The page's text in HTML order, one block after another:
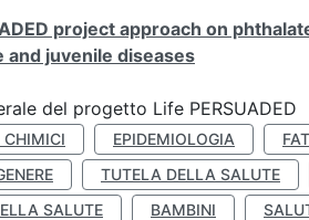
project approach on
and juvenile diseases
del progetto Life PERSUADED
EPIDEMIOLOGIA
TUTELA DELLA SALUTE
SALUTE
BAMBINI